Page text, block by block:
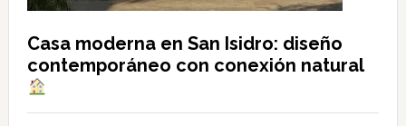
Casa moderna en San Isidro: diseño
contemporáneo con conexión natural